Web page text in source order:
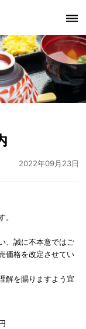
dehaze
2022年09月23日
、誠に不本意ではご
価格を改定させてい
解を賜りますよう宜